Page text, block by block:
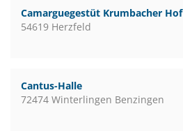
Camarguegestüt Krumbacher Hof
54619 Herzfeld
Cantus-Halle
72474 Winterlingen Benzingen